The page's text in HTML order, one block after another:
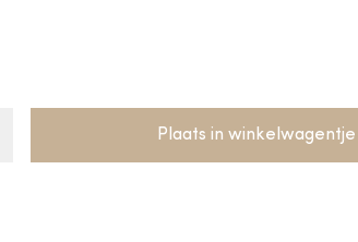
Plaats in winkelwagentje